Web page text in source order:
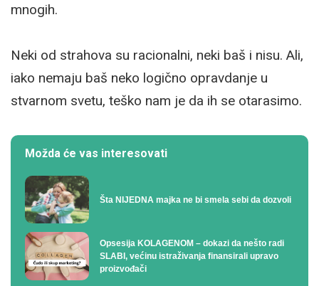
mnogih.
Neki od strahova su racionalni, neki baš i nisu. Ali,
iako nemaju baš neko logično opravdanje u
stvarnom svetu, teško nam je da ih se otarasimo.
Možda će vas interesovati
Šta NIJEDNA majka ne bi smela sebi da dozvoli
Opsesija KOLAGENOM – dokazi da nešto radi
SLABI, većinu istraživanja finansirali upravo
proizvođači